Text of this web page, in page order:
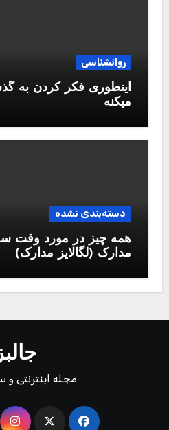
روانشناسی
اینطوری فکر کردن به
میکنه
دسته‌بندی نشده
همه چیز در مورد وقت
مدارک (لگالایز مدارک)
مجله اینترنتی